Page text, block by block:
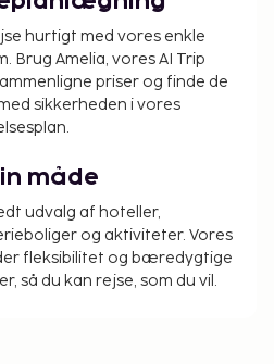
hurtigt med vores enkle
Brug Amelia, vores AI Trip
priser og finde de
sikkerheden i vores
måde
udvalg af hoteller,
og aktiviteter. Vores
fleksibilitet og bæredygtige
så du kan rejse, som du vil.